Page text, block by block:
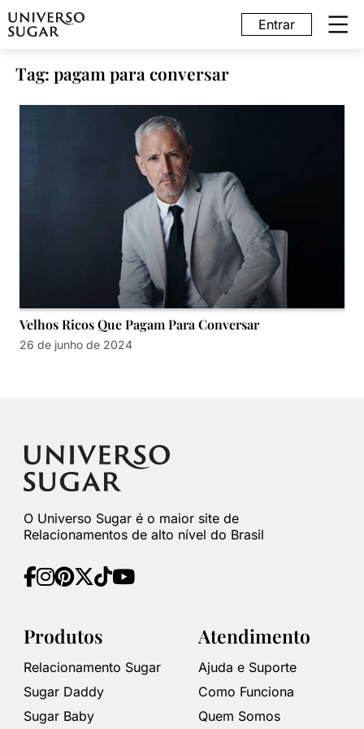
Entrar
Tag: pagam para conversar
Velhos Ricos Que Pagam Para Conversar
26 de junho de 2024
O Universo Sugar é o maior site de
Relacionamentos de alto nível do Brasil
Produtos
Relacionamento Sugar
Sugar Daddy
Sugar Baby
Atendimento
Ajuda e Suporte
Como Funciona
Quem Somos